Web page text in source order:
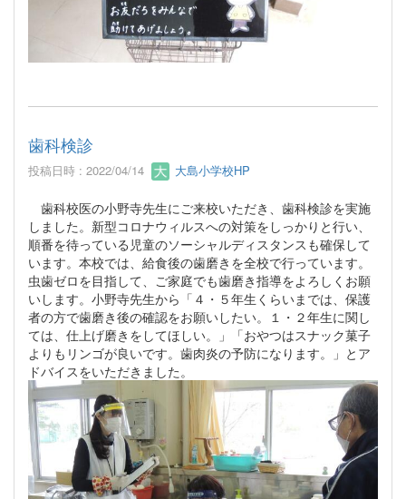
歯科検診
投稿日時 : 2022/04/14 大島小学校HP
歯科校医の小野寺先生にご来校いただき、歯科検診を実施
しました。新型コロナウィルスへの対策をしっかりと行い、
順番を待っている児童のソーシャルディスタンスも確保して
います。本校では、給食後の歯磨きを全校で行っています。
虫歯ゼロを目指して、ご家庭でも歯磨き指導をよろしくお願
いします。小野寺先生から「４・５年生くらいまでは、保護
者の方で歯磨き後の確認をお願いしたい。１・２年生に関し
ては、仕上げ磨きをしてほしい。」「おやつはスナック菓子
よりもリンゴが良いです。歯肉炎の予防になります。」とア
ドバイスをいただきました。